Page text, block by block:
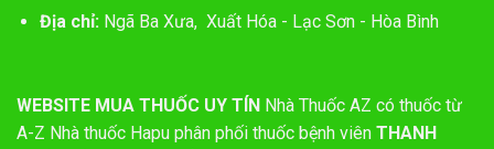
Địa chỉ: Ngã Ba Xưa, Xuất Hóa - Lạc Sơn - Hòa Bình
WEBSITE MUA THUỐC UY TÍN Nhà Thuốc AZ có thuốc từ
A-Z Nhà thuốc Hapu phân phối thuốc bệnh viên THANH